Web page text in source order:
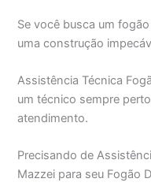
Se você busca um
uma construção
Assistência Técnica
um técnico sempre
atendimento.
Precisando de
Mazzei para seu Fogão